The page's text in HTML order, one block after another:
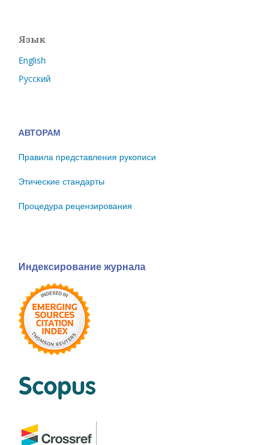
Язык
English
Русский
АВТОРАМ
Правила представления рукописи
Этические стандарты
Процедура рецензирования
Индексирование журнала